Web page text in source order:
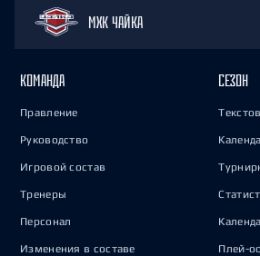
МХК ЧАЙКА
КОМАНДА
Правление
Руководство
Игровой состав
Тренеры
Персонал
Изменения в составе
СЕЗОН
Плей-